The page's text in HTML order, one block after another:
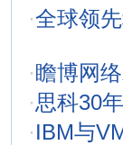
·全球领
·瞻博网
·思科30
·IBM与